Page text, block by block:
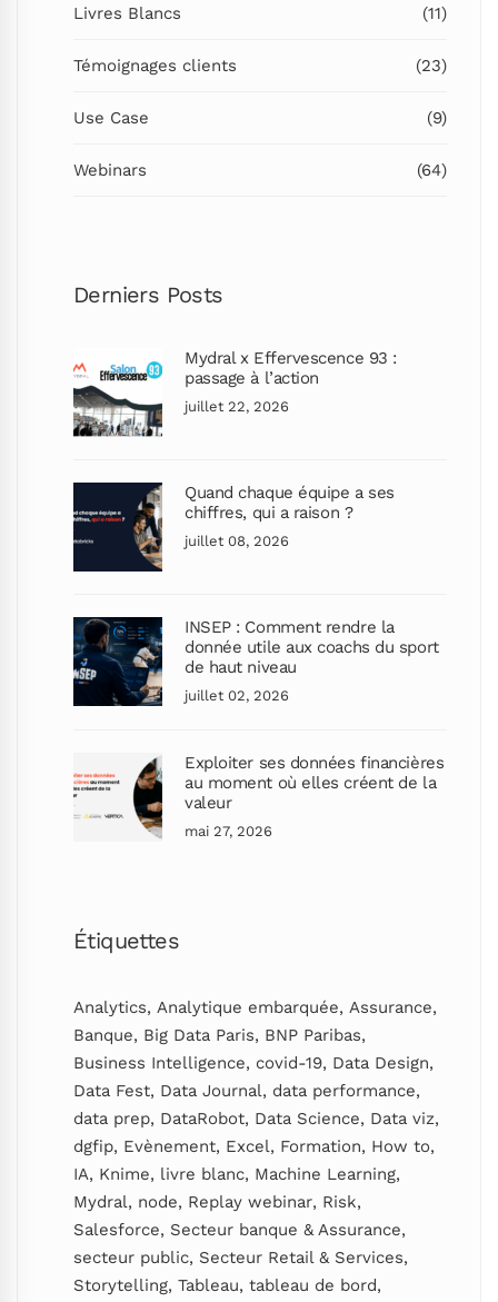
Livres Blancs (11)
Témoignages clients (23)
Use Case (9)
Webinars (64)
Derniers Posts
Mydral x Effervescence 93 :
passage à l’action
juillet 22, 2026
Quand chaque équipe a ses
chiffres, qui a raison ?
juillet 08, 2026
INSEP : Comment rendre la
donnée utile aux coachs du sport
de haut niveau
juillet 02, 2026
Exploiter ses données financières
au moment où elles créent de la
valeur
mai 27, 2026
Étiquettes
Analytics, Analytique embarquée, Assurance,
Banque, Big Data Paris, BNP Paribas,
Business Intelligence, covid-19, Data Design,
Data Fest, Data Journal, data performance,
data prep, DataRobot, Data Science, Data viz,
dgfip, Evènement, Excel, Formation, How to,
IA, Knime, livre blanc, Machine Learning,
Mydral, node, Replay webinar, Risk,
Salesforce, Secteur banque & Assurance,
secteur public, Secteur Retail & Services,
Storytelling, Tableau, tableau de bord,